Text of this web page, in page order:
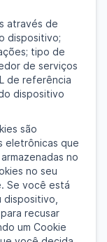
através de
dispositivo;
tipo de
de serviços
de referência
dispositivo
são
eletrônicas que
no
no seu
Se você está
recusar
um Cookie